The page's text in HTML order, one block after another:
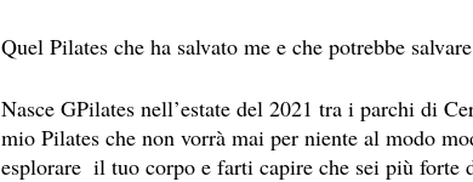
Quel Pilates che ha salvato me e che potrebbe
Nasce GPilates nell’estate del 2021 tra i parchi di
mio Pilates che non vorrà mai per niente al modo
esplorare  il tuo corpo e farti capire che sei più forte